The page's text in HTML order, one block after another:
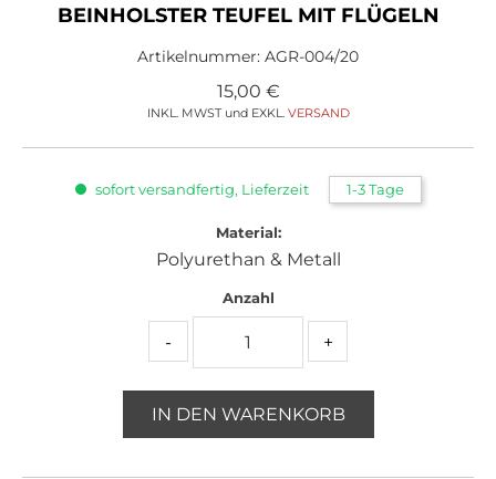
BEINHOLSTER TEUFEL MIT FLÜGELN
Artikelnummer: AGR-004/20
15,00 €
INKL. MWST und EXKL. VERSAND
sofort versandfertig, Lieferzeit 1-3 Tage
Material:
Polyurethan & Metall
Anzahl
- +
IN DEN WARENKORB